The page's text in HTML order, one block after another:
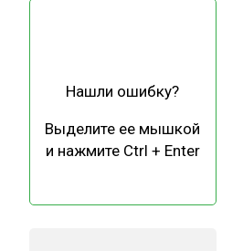
Нашли ошибку?
Выделите ее мышкой
и нажмите Ctrl + Enter